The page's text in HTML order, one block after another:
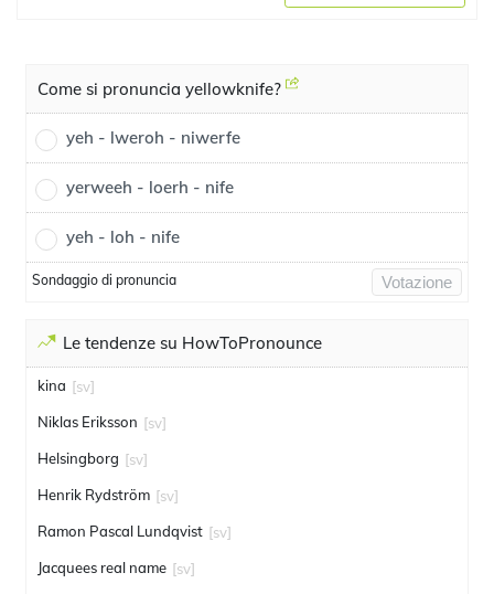
Come si pronuncia yellowknife?
yeh - lweroh - niwerfe
yerweeh - loerh - nife
yeh - loh - nife
Sondaggio di pronuncia Votazione
Le tendenze su HowToPronounce
kina [sv]
Niklas Eriksson [sv]
Helsingborg [sv]
Henrik Rydström [sv]
Ramon Pascal Lundqvist [sv]
Jacquees real name [sv]